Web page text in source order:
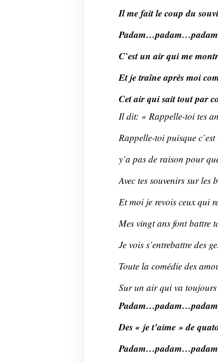
Il me fait le coup du
C`est un air qui me
Et je traîne après moi
Cet air qui sait tout par
Il dit: « Rappelle-toi tes
Rappelle-toi puisque
y’a pas de raison pour
Avec tes souvenirs sur
Et moi je revois ceux qui
Mes vingt ans font battre
Je vois s’entrebattre des
Toute la comédie des
Sur un air qui va toujours
Des « je t’aime » de